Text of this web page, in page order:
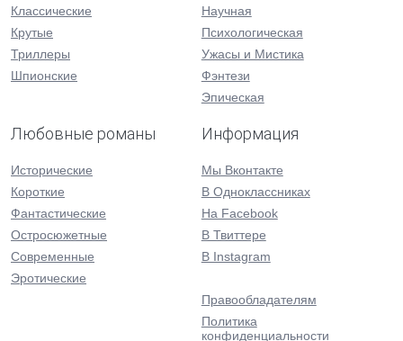
Классические
Крутые
Триллеры
Шпионские
Научная
Психологическая
Ужасы и Мистика
Фэнтези
Эпическая
Любовные романы
Исторические
Короткие
Фантастические
Остросюжетные
Современные
Эротические
Информация
Мы Вконтакте
В Одноклассниках
На Facebook
В Твиттере
В Instagram
Правообладателям
Политика
конфиденциальности